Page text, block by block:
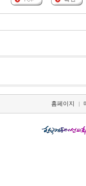
홈페이지 |